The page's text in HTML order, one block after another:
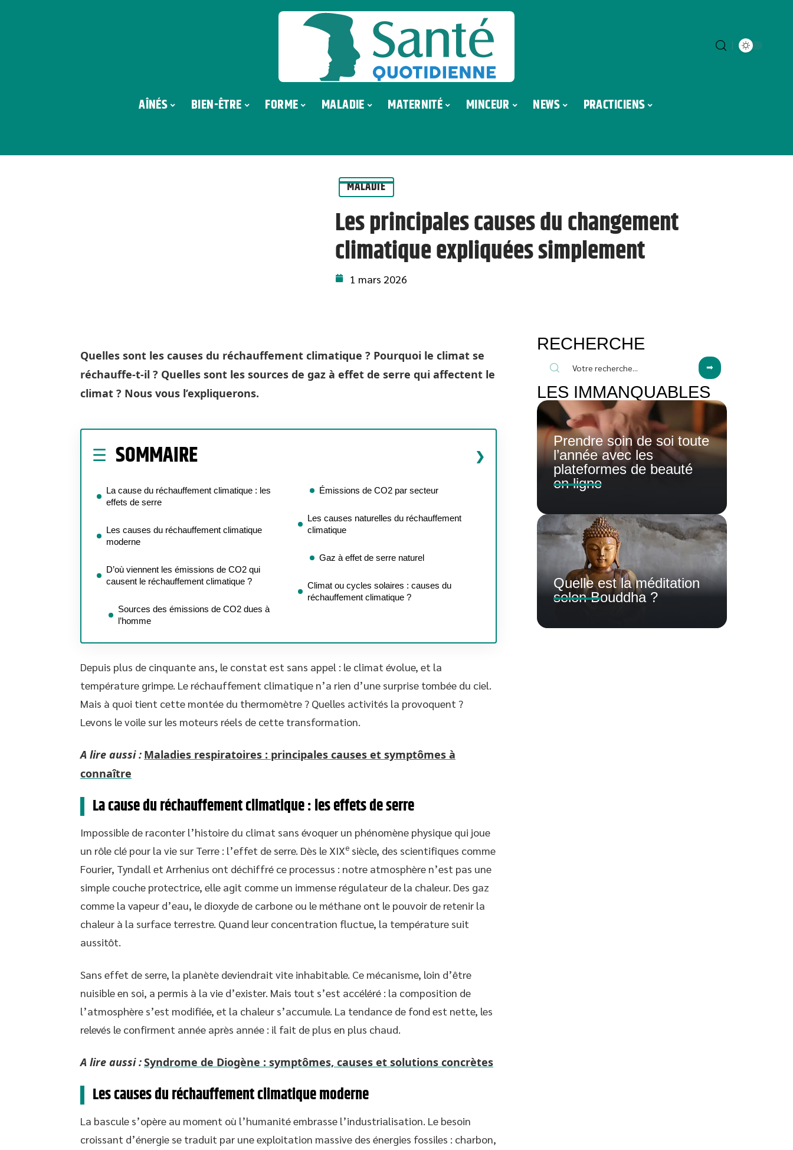
AÎNÉS BIEN-ÊTRE FORME MALADIE MATERNITÉ MINCEUR NEWS PRACTICIENS
MALADIE
Les principales causes du changement
climatique expliquées simplement
1 mars 2026
Quelles sont les causes du réchauffement climatique ? Pourquoi le climat se
réchauffe-t-il ? Quelles sont les sources de gaz à effet de serre qui affectent le
climat ? Nous vous l’expliquerons.
SOMMAIRE
La cause du réchauffement climatique : les
effets de serre
Les causes du réchauffement climatique
moderne
D’où viennent les émissions de CO2 qui
causent le réchauffement climatique ?
Sources des émissions de CO2 dues à
l’homme
Émissions de CO2 par secteur
Les causes naturelles du réchauffement
climatique
Gaz à effet de serre naturel
Climat ou cycles solaires : causes du
réchauffement climatique ?
Depuis plus de cinquante ans, le constat est sans appel : le climat évolue, et la
température grimpe. Le réchauffement climatique n’a rien d’une surprise tombée du ciel.
Mais à quoi tient cette montée du thermomètre ? Quelles activités la provoquent ?
Levons le voile sur les moteurs réels de cette transformation.
A lire aussi : Maladies respiratoires : principales causes et symptômes à
connaître
La cause du réchauffement climatique : les effets de serre
Impossible de raconter l’histoire du climat sans évoquer un phénomène physique qui joue
un rôle clé pour la vie sur Terre : l’effet de serre. Dès le XIXe siècle, des scientifiques comme
Fourier, Tyndall et Arrhenius ont déchiffré ce processus : notre atmosphère n’est pas une
simple couche protectrice, elle agit comme un immense régulateur de la chaleur. Des gaz
comme la vapeur d’eau, le dioxyde de carbone ou le méthane ont le pouvoir de retenir la
chaleur à la surface terrestre. Quand leur concentration fluctue, la température suit
aussitôt.
Sans effet de serre, la planète deviendrait vite inhabitable. Ce mécanisme, loin d’être
nuisible en soi, a permis à la vie d’exister. Mais tout s’est accéléré : la composition de
l’atmosphère s’est modifiée, et la chaleur s’accumule. La tendance de fond est nette, les
relevés le confirment année après année : il fait de plus en plus chaud.
A lire aussi :Syndrome de Diogène : symptômes, causes et solutions concrètes
Les causes du réchauffement climatique moderne
La bascule s’opère au moment où l’humanité embrasse l’industrialisation. Le besoin
croissant d’énergie se traduit par une exploitation massive des énergies fossiles : charbon,
RECHERCHE
LES IMMANQUABLES
Prendre soin de soi toute
l’année avec les
plateformes de beauté
en ligne
Quelle est la méditation
selon Bouddha ?